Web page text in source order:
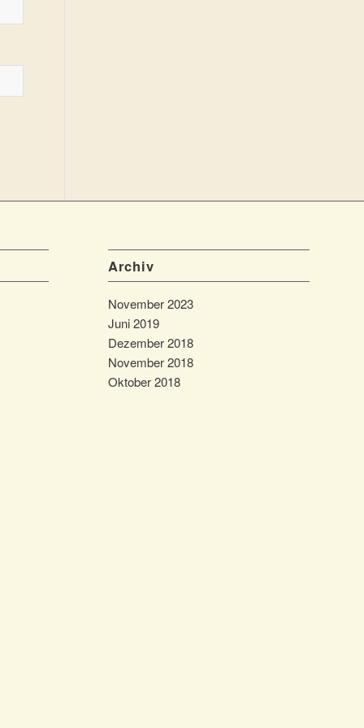
Archiv
November 2023
Juni 2019
Dezember 2018
November 2018
Oktober 2018